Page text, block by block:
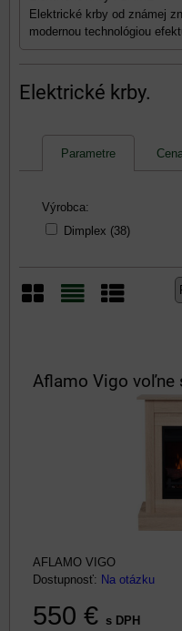
Elektrické krby od známej
modernou technológiou
Elektrické krby.
Parametre
Výrobca:
Dimplex (38)
Aflamo Vigo voľne
AFLAMO VIGO
Dostupnosť: Na otázku
550 € s DPH